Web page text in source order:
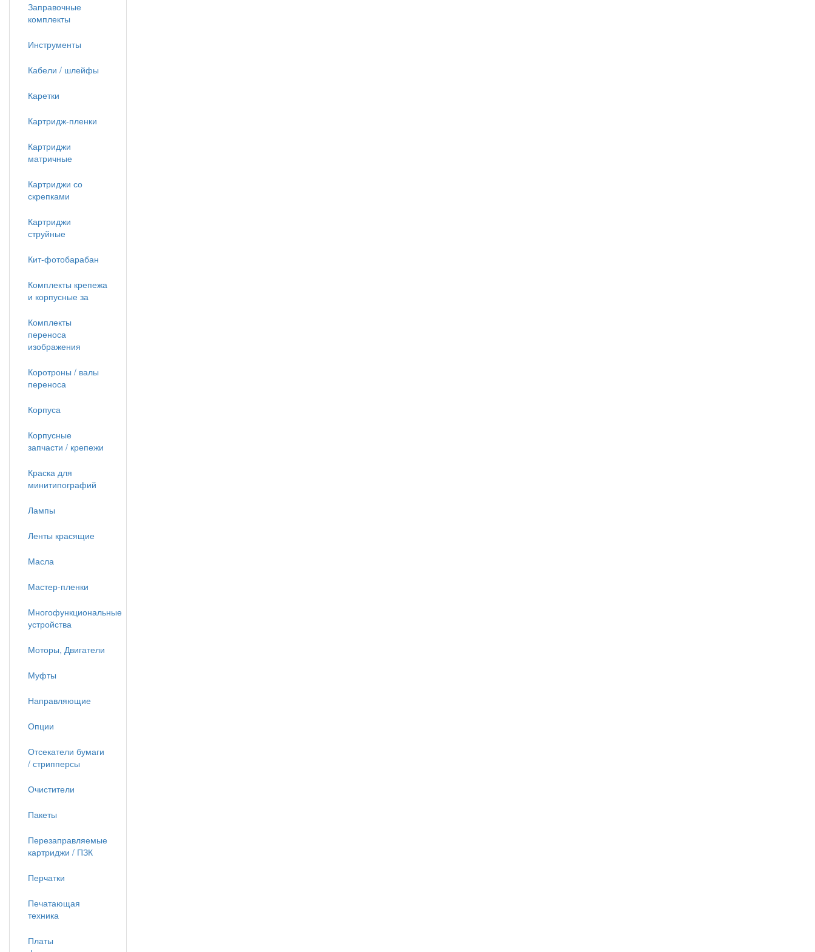
Заправочные
комплекты
Инструменты
Кабели / шлейфы
Каретки
Картридж-пленки
Картриджи
матричные
Картриджи со
скрепками
Картриджи
струйные
Кит-фотобарабан
Комплекты крепежа
и корпусные за
Комплекты
переноса
изображения
Коротроны / валы
переноса
Корпуса
Корпусные
запчасти / крепежи
Краска для
минитипографий
Лампы
Ленты красящие
Масла
Мастер-пленки
Многофункциональные
устройства
Моторы, Двигатели
Муфты
Направляющие
Опции
Отсекатели бумаги
/ стрипперсы
Очистители
Пакеты
Перезаправляемые
картриджи / ПЗК
Перчатки
Печатающая
техника
Платы